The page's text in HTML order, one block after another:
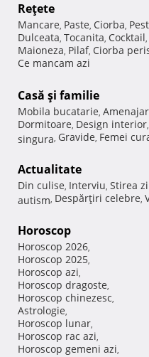
Reţete
Mancare, Paste, Ciorba,
Dulceata, Tocanita, Cocktail,
Maioneza, Pilaf, Ciorba
Ce mancam azi
Casă şi familie
Mobila bucatarie,
Dormitoare, Design interior,
singura, Gravide, Femei
Actualitate
Din culise, Interviu, Stirea
autism, Despărţiri celebre,
Horoscop
Horoscop 2026,
Horoscop 2025,
Horoscop azi,
Horoscop dragoste,
Horoscop chinezesc,
Astrologie,
Horoscop lunar,
Horoscop rac azi,
Horoscop gemeni azi,